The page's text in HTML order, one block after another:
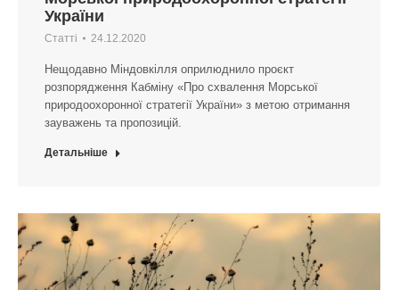
України
Статті 24.12.2020
Нещодавно Міндовкілля оприлюднило проєкт
розпорядження Кабміну «Про схвалення Морської
природоохоронної стратегії України» з метою отримання
зауважень та пропозицій.
Детальніше